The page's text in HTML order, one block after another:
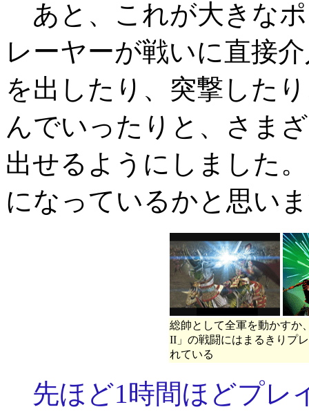
あと、これが大きな
レーヤーが戦いに直接
を出したり、突撃した
んでいったりと、さま
出せるようにしました
になっているかと思い
総帥として全軍を動かすか
II」の戦闘にはまるきりプ
れている
先ほど1時間ほどプレ